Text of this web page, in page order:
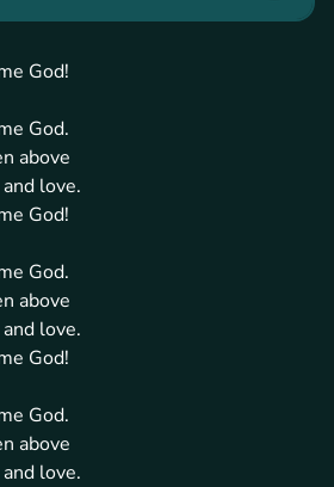
God!
God.
above
love.
God!
God.
above
love.
God!
God.
above
love.